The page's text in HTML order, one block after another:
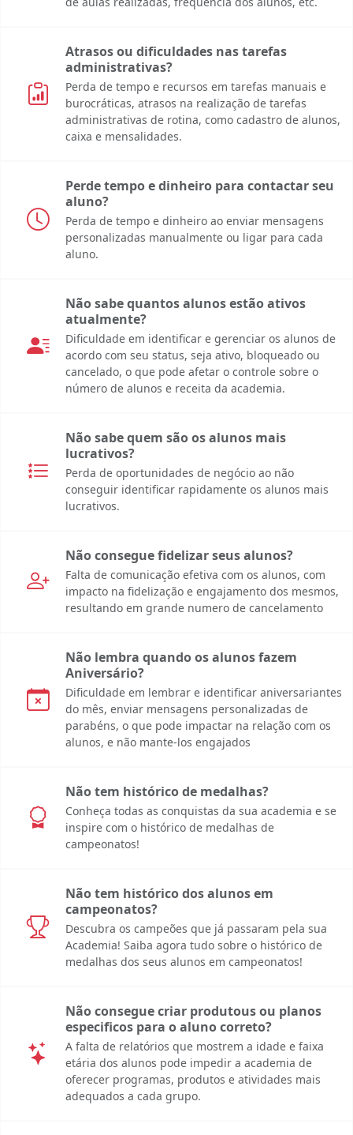
Atrasos ou dificuldades nas tarefas
administrativas?
Perda de tempo e recursos em tarefas manuais e
burocráticas, atrasos na realização de tarefas
administrativas de rotina, como cadastro de alunos,
caixa e mensalidades.
Perde tempo e dinheiro para contactar seu
aluno?
Perda de tempo e dinheiro ao enviar mensagens
personalizadas manualmente ou ligar para cada
aluno.
Não sabe quantos alunos estão ativos
atualmente?
Dificuldade em identificar e gerenciar os alunos de
acordo com seu status, seja ativo, bloqueado ou
cancelado, o que pode afetar o controle sobre o
número de alunos e receita da academia.
Não sabe quem são os alunos mais
lucrativos?
Perda de oportunidades de negócio ao não
conseguir identificar rapidamente os alunos mais
lucrativos.
Não consegue fidelizar seus alunos?
Falta de comunicação efetiva com os alunos, com
impacto na fidelização e engajamento dos mesmos,
resultando em grande numero de cancelamento
Não lembra quando os alunos fazem
Aniversário?
Dificuldade em lembrar e identificar aniversariantes
do mês, enviar mensagens personalizadas de
parabéns, o que pode impactar na relação com os
alunos, e não mante-los engajados
Não tem histórico de medalhas?
Conheça todas as conquistas da sua academia e se
inspire com o histórico de medalhas de
campeonatos!
Não tem histórico dos alunos em
campeonatos?
Descubra os campeões que já passaram pela sua
Academia! Saiba agora tudo sobre o histórico de
medalhas dos seus alunos em campeonatos!
Não consegue criar produtous ou planos
especificos para o aluno correto?
A falta de relatórios que mostrem a idade e faixa
etária dos alunos pode impedir a academia de
oferecer programas, produtos e atividades mais
adequados a cada grupo.